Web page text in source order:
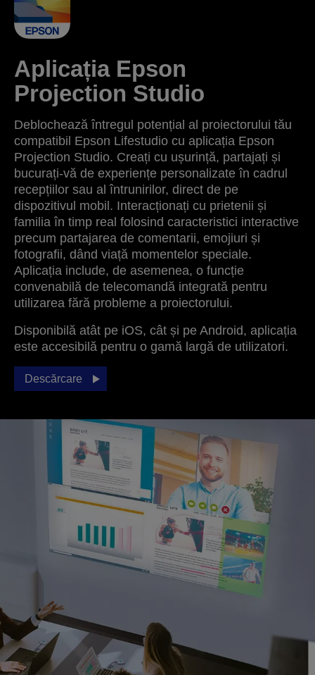
Aplicația Epson
Projection Studio
Deblochează întregul potențial al proiectorului tău
compatibil Epson Lifestudio cu aplicația Epson
Projection Studio. Creați cu ușurință, partajați și
bucurați-vă de experiențe personalizate în cadrul
recepțiilor sau al întrunirilor, direct de pe
dispozitivul mobil. Interacționați cu prietenii și
familia în timp real folosind caracteristici interactive
precum partajarea de comentarii, emojiuri și
fotografii, dând viață momentelor speciale.
Aplicația include, de asemenea, o funcție
convenabilă de telecomandă integrată pentru
utilizarea fără probleme a proiectorului.
Disponibilă atât pe iOS, cât și pe Android, aplicația
este accesibilă pentru o gamă largă de utilizatori.
Descărcare